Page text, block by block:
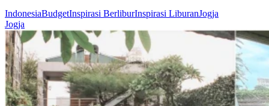
IndonesiaBudgetInspirasi BerliburInspirasi LiburanJogja
Jogja